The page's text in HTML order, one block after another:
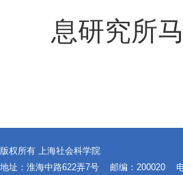
息研究所
版权所有 上海社会科学院
地址：淮海中路622弄7号
邮编：200020